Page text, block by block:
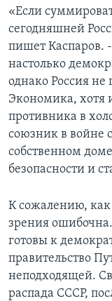
НЬЮ-ЙОРК NEW
АМЕРИКА.
ТЕСТЫ
ВИДЕО
ПОДПИСКА НА
Learning English
СОЦИАЛЬНЫЕ СЕТИ
«Если
сегодняшней
пишет Каспаров.
настолько
однако Россия не
Экономика, хотя
противника в
союзник в войне
собственном
безопасности и
К сожалению, как
зрения
готовы к
правительство
неподходящей.
распада СССР,